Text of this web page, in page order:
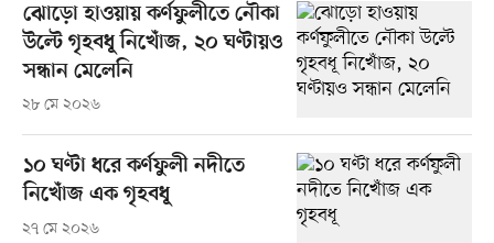
ঝোড়ো হাওয়ায় কর্ণফুলীতে নৌকা
উল্টে গৃহবধূ নিখোঁজ, ২০ ঘণ্টায়ও
সন্ধান মেলেনি
২৮ মে ২০২৬
১০ ঘণ্টা ধরে কর্ণফুলী নদীতে
নিখোঁজ এক গৃহবধূ
২৭ মে ২০২৬